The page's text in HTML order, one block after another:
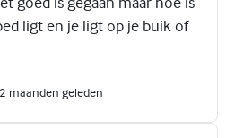
ligt en je ligt op je buik of
2 maanden geleden